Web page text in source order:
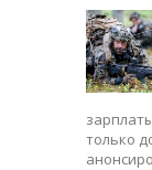
только